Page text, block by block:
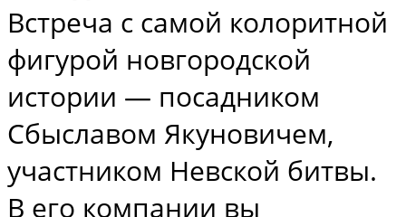
Встреча с самой колоритной
фигурой новгородской
истории — посадником
Сбыславом Якуновичем,
участником Невской битвы.
В его компании вы